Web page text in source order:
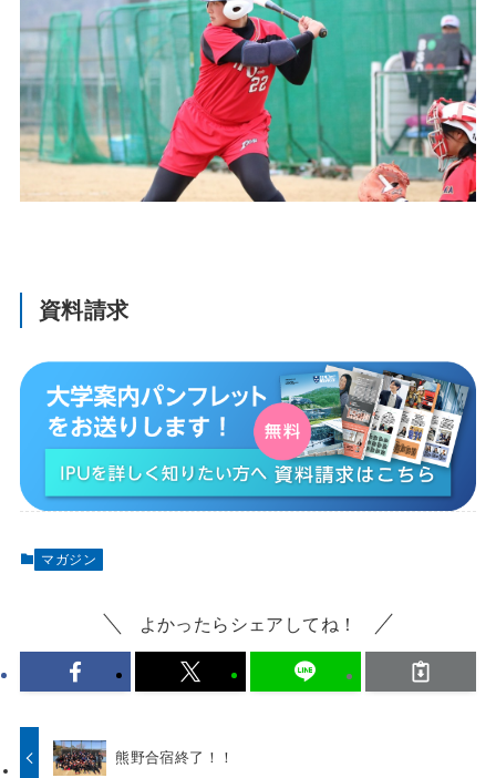
資料請求
マガジン
よかったらシェアしてね！
熊野合宿終了！！